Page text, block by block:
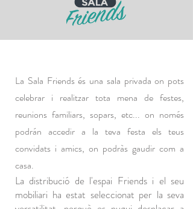
La Sala Friends és una sala privada on pots
celebrar i realitzar tota mena de festes,
reunions familiars, sopars, etc... on només
podrán accedir a la teva festa els teus
convidats i amics, on podràs gaudir com a
casa.
La distribució de l'espai Friends i el seu
mobiliari ha estat seleccionat per la seva